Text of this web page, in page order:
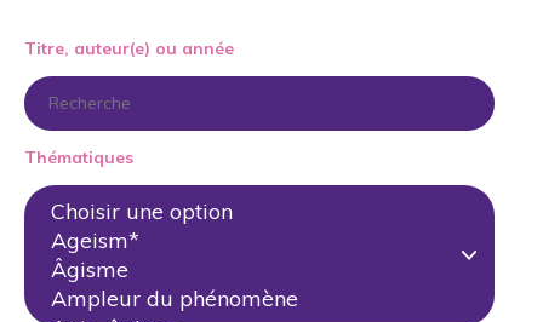
Titre, auteur(e) ou année
Thématiques